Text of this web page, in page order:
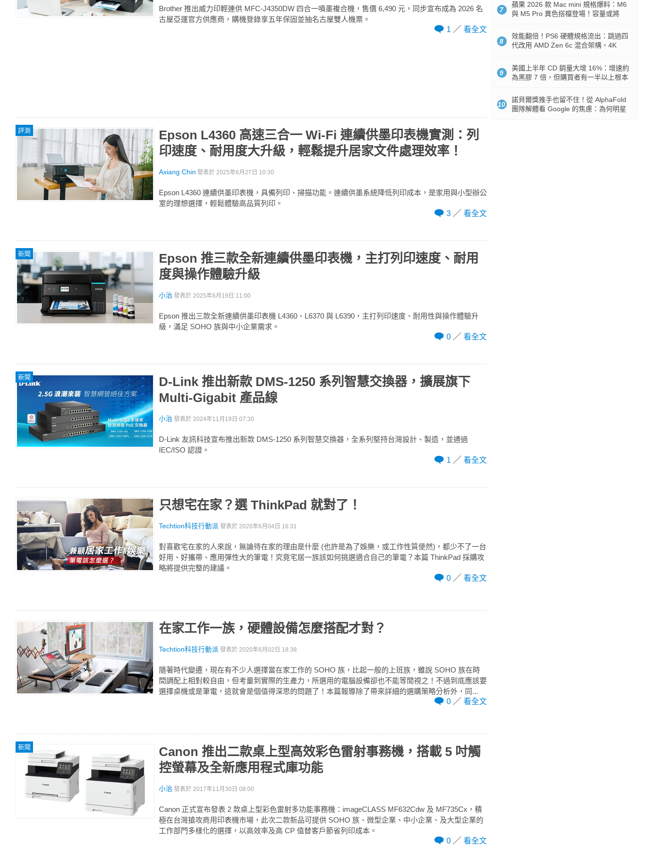
Brother 推出威力印輕連供 MFC-J4350DW 四合一噴墨複合機，售價 6,490 元，同步宣布成為 2026 名
古屋亞運官方供應商，購機登錄享五年保固並抽名古屋雙人機票。
1
看全文
評測
Epson L4360 高速三合一 Wi-Fi 連續供墨印表機實測：列
印速度、耐用度大升級，輕鬆提升居家文件處理效率！
Axiang Chin 發表於 2025年6月27日 10:30
Epson L4360 連續供墨印表機，具備列印、掃描功能。連續供墨系統降低列印成本，是家用與小型辦公
室的理想選擇，輕鬆體驗高品質列印。
3
看全文
新聞
Epson 推三款全新連續供墨印表機，主打列印速度、耐用
度與操作體驗升級
小治 發表於 2025年6月19日 11:00
Epson 推出三款全新連續供墨印表機 L4360、L6370 與 L6390，主打列印速度、耐用性與操作體驗升
級，滿足 SOHO 族與中小企業需求。
0
看全文
新聞
D-Link 推出新款 DMS-1250 系列智慧交換器，擴展旗下
Multi-Gigabit 產品線
小治 發表於 2024年11月19日 07:30
D-Link 友訊科技宣布推出新款 DMS-1250 系列智慧交換器，全系列堅持台灣設計、製造，並通過
IEC/ISO 認證。
1
看全文
只想宅在家？選 ThinkPad 就對了！
Techtion科技行動派 發表於 2020年6月04日 16:31
對喜歡宅在家的人來說，無論待在家的理由是什麼 (也許是為了娛樂，或工作性質使然)，都少不了一台
好用、好攜帶、應用彈性大的筆電！究竟宅居一族該如何挑選適合自己的筆電？本篇 ThinkPad 採購攻
略將提供完整的建議。
0
看全文
在家工作一族，硬體設備怎麼搭配才對？
Techtion科技行動派 發表於 2020年6月02日 18:38
隨著時代變遷，現在有不少人選擇當在家工作的 SOHO 族，比起一般的上班族，雖說 SOHO 族在時
間調配上相對較自由，但考量到實際的生產力，所選用的電腦設備卻也不能等閒視之！不過到底應該要
選擇桌機或是筆電，這就會是個值得深思的問題了！本篇報導除了帶來詳細的選購策略分析外，同...
0
看全文
新聞
Canon 推出二款桌上型高效彩色雷射事務機，搭載 5 吋觸
控螢幕及全新應用程式庫功能
小治 發表於 2017年11月30日 08:00
Canon 正式宣布發表 2 款桌上型彩色雷射多功能事務機：imageCLASS MF632Cdw 及 MF735Cx，積
極在台灣搶攻商用印表機市場，此次二款新品可提供 SOHO 族、微型企業、中小企業、及大型企業的
工作部門多樣化的選擇，以高效率及高 CP 值替客戶節省列印成本。
0
看全文
7
蘋果 2026 款 Mac mini 規格爆料：M6
與 M5 Pro 異色搭檔登場！容量或將
8
效能翻倍！PS6 硬體規格流出：跳過四
代改用 AMD Zen 6c 混合架構，4K
9
美國上半年 CD 銷量大增 16%：增速約
為黑膠 7 倍，但購買者有一半以上根本
10
諾貝爾獎推手也留不住！從 AlphaFold
團隊解體看 Google 的焦慮：為何明星